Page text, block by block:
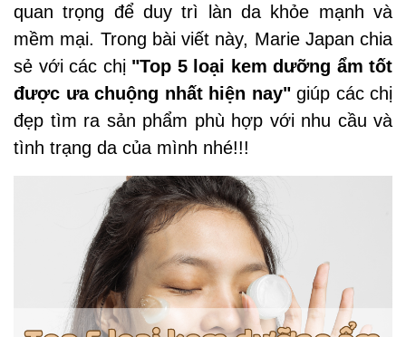
quan trọng để duy trì làn da khỏe mạnh và
mềm mại. Trong bài viết này, Marie Japan chia
sẻ với các chị "Top 5 loại kem dưỡng ẩm tốt
được ưa chuộng nhất hiện nay"giúp các chị
đẹp tìm ra sản phẩm phù hợp với nhu cầu và
tình trạng da của mình nhé!!!